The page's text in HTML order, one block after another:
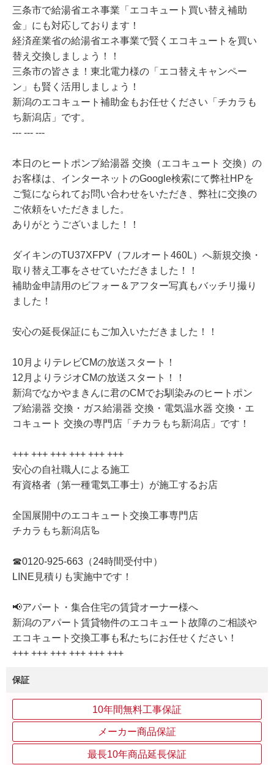
三条市で給湯省エネ事業「エコキュート買い替え補助
金」にも対応しております！
経済産業省の給湯省エネ事業で賢くエコキュートを買い
替え交換しましょう！！
三条市の皆さま！東北電力様の「エコ替えキャンペー
ン」も賢く活用しましょう！
新潟のエコキュート補助金もお任せください「チカラも
ち新潟店」です。
--- --- ---
本日のヒートポンプ給湯器 交換（エコキュート 交換）の
お客様は、インターネットのGoogle検索にて弊社HPを
ご覧になられてお問い合わせをいただき、弊社に交換の
ご依頼をいただきました。
ありがとうございました！！
ダイキンのTU37XFPV（フルオート460L）へ新規交換・
取り替え工事をさせていただきました！！
補助金申請用のビフォー＆アフター写真もバッチリ撮り
ました！
安心の延長保証にもご加入いただきました！！
10月よりテレビCMの放送スタート！
12月よりラジオCMの放送スタート！！
新潟でなかやまきんに君のCMでお馴染みのヒートポン
プ給湯器 交換・ガス給湯器 交換・電気温水器 交換・エ
コキュート 交換の専門店「チカラもち新潟店」です！
+++ +++ +++ +++ +++ +++
安心の自社職人による施工
有資格者（第一種電気工事士）が施工するお店
全国展開中のエコキュート交換工事専門店
チカラもち新潟店🦾
☎0120-925-663（24時間受付中）
LINE見積りも実施中です！
📢アパート・集合住宅の賃貸オーナー様へ
新潟のアパート賃貸物件のエコキュート故障のご相談や
エコキュート交換工事も私たちにお任せください！
+++ +++ +++ +++ +++ +++
保証
10年間無料工事保証
メーカー商品保証
最長10年商品延長保証